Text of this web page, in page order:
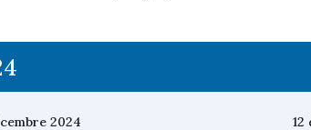
2024 12